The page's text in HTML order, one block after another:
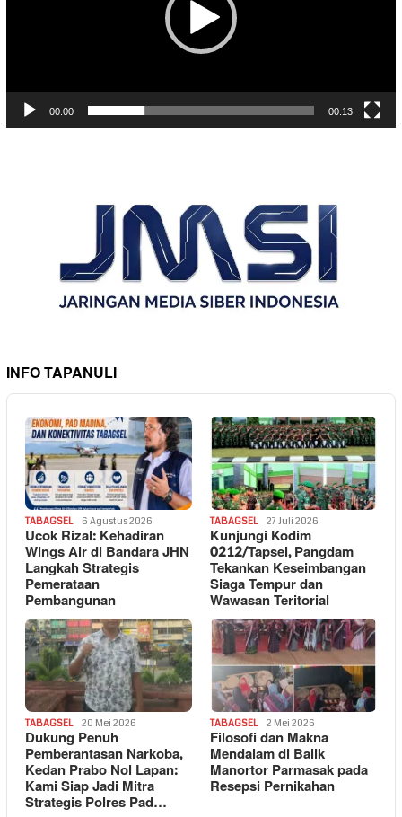
00:00 00:13
INFO TAPANULI
TABAGSEL 6 Agustus 2026
Ucok Rizal: Kehadiran
Wings Air di Bandara JHN
Langkah Strategis
Pemerataan
Pembangunan
TABAGSEL 27 Juli 2026
Kunjungi Kodim
0212/Tapsel, Pangdam
Tekankan Keseimbangan
Siaga Tempur dan
Wawasan Teritorial
TABAGSEL 20 Mei 2026
Dukung Penuh
Pemberantasan Narkoba,
Kedan Prabo Nol Lapan:
Kami Siap Jadi Mitra
Strategis Polres Pad…
TABAGSEL 2 Mei 2026
Filosofi dan Makna
Mendalam di Balik
Manortor Parmasak pada
Resepsi Pernikahan